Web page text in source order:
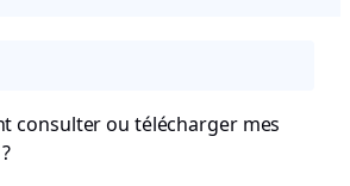
consulter ou télécharger mes